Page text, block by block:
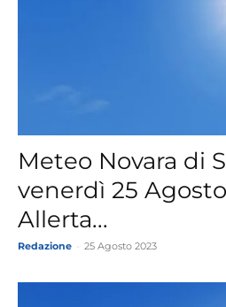
Meteo Novara di
venerdì 25
Allerta...
Redazione 25 Agosto 2023